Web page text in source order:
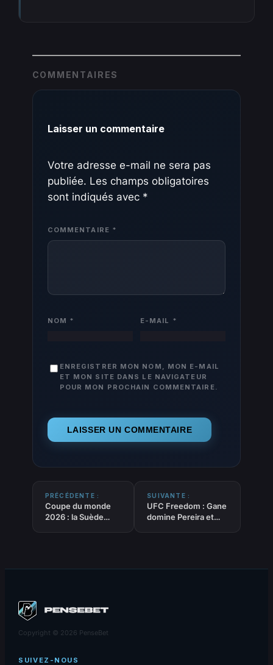
COMMENTAIRES
Laisser un commentaire
Votre adresse e-mail ne sera pas
publiée. Les champs obligatoires
sont indiqués avec *
COMMENTAIRE *
NOM * E-MAIL *
ENREGISTRER MON NOM, MON E-MAIL
ET MON SITE DANS LE NAVIGATEUR
POUR MON PROCHAIN COMMENTAIRE.
PRÉCÉDENTE :
Coupe du monde
2026 : la Suède
SUIVANTE :
UFC Freedom : Gane
domine Pereira et
Copyright © 2026 PenseBet
SUIVEZ-NOUS